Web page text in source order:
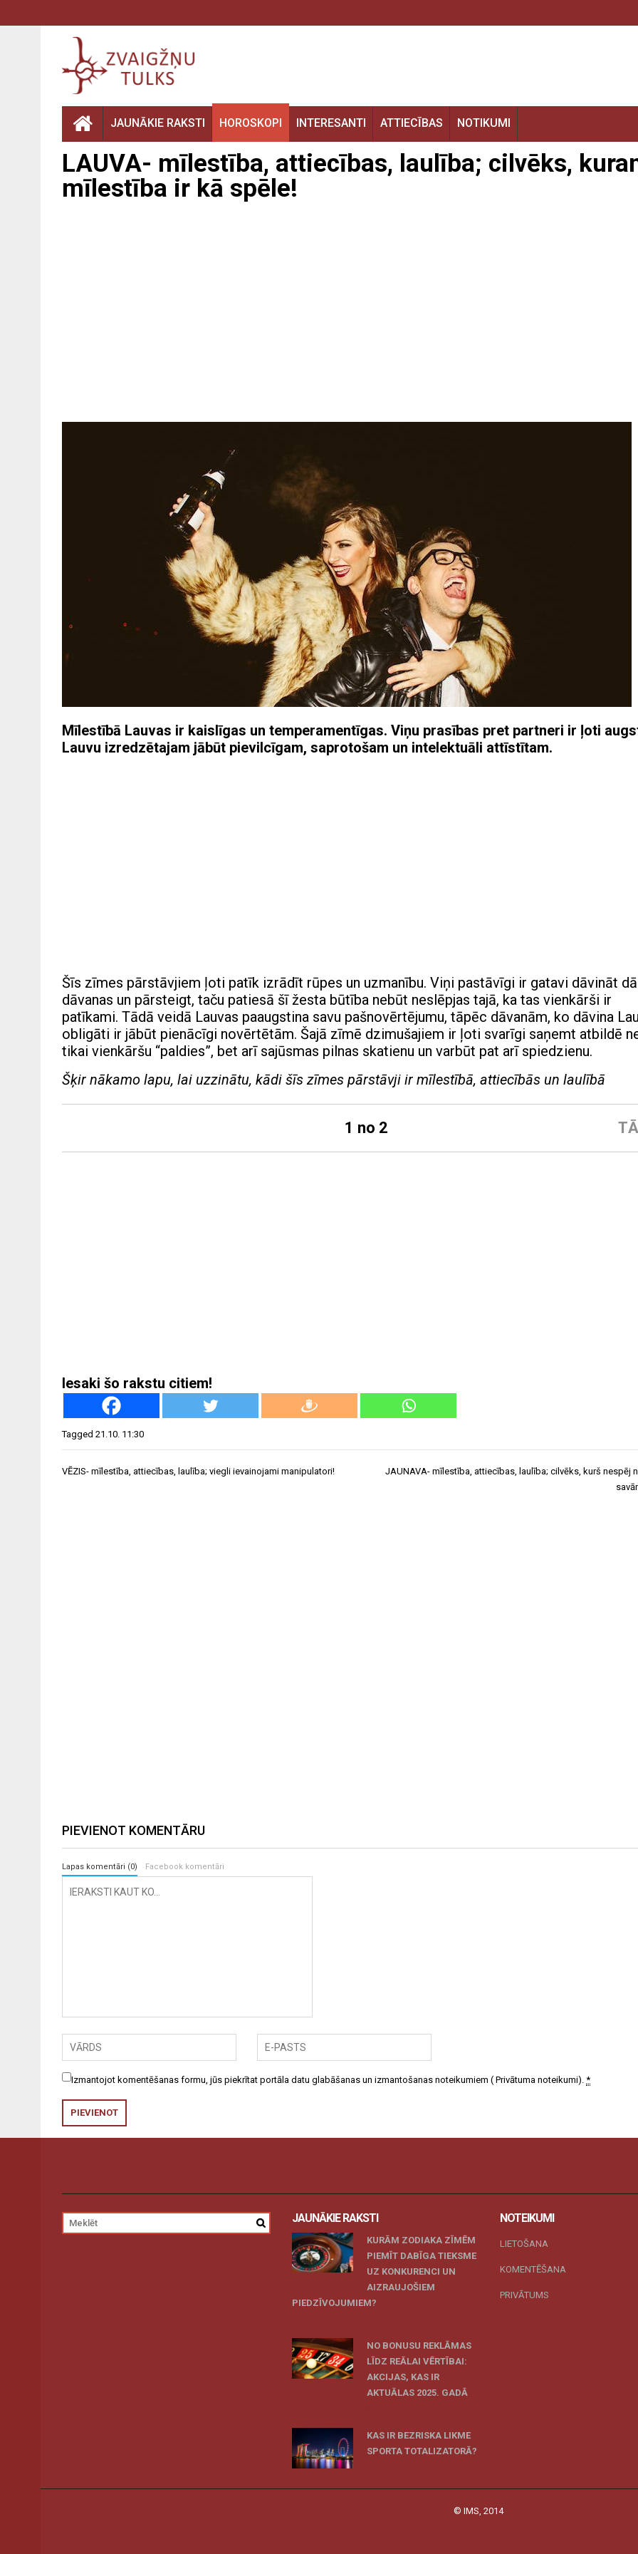
JAUNĀKIE RAKSTI HOROSKOPI INTERESANTI ATTIECĪBAS NOTIKUMI
LAUVA- mīlestība, attiecības, laulība; cilvēks,
mīlestība ir kā spēle!
Mīlestībā Lauvas ir kaislīgas un temperamentīgas. Viņu prasības pret partneri ir ļoti
Lauvu izredzētajam jābūt pievilcīgam, saprotošam un intelektuāli attīstītam.
Šīs zīmes pārstāvjiem ļoti patīk izrādīt rūpes un uzmanību. Viņi pastāvīgi ir gatavi dāvināt
dāvanas un pārsteigt, taču patiesā šī žesta būtība nebūt neslēpjas tajā, ka tas vienkārši ir
patīkami. Tādā veidā Lauvas paaugstina savu pašnovērtējumu, tāpēc dāvanām, ko dāvina
obligāti ir jābūt pienācīgi novērtētām. Šajā zīmē dzimušajiem ir ļoti svarīgi saņemt atbildē
tikai vienkāršu “paldies”, bet arī sajūsmas pilnas skatienu un varbūt pat arī spiedzienu.
Šķir nākamo lapu, lai uzzinātu, kādi šīs zīmes pārstāvji ir mīlestībā, attiecībās un laulībā
1 no 2
Iesaki šo rakstu citiem!
Tagged 21.10. 11:30
Ziņu
VĒZIS- mīlestība, attiecības, laulība; viegli ievainojami manipulatori!
JAUNAVA- mīlestība, attiecības, laulība; cilvēks, kurš nespēj
PIEVIENOT KOMENTĀRU
Lapas komentāri (0) Facebook komentāri
Izmantojot komentēšanas formu, jūs piekrītat portāla datu glabāšanas un izmantošanas noteikumiem ( Privātuma noteikumi). *
JAUNĀKIE RAKSTI
KURĀM ZODIAKA ZĪMĒM
PIEMĪT DABĪGA TIEKSME
UZ KONKURENCI UN
AIZRAUJOŠIEM
PIEDZĪVOJUMIEM?
NO BONUSU REKLĀMAS
LĪDZ REĀLAI VĒRTĪBAI:
AKCIJAS, KAS IR
AKTUĀLAS 2025. GADĀ
KAS IR BEZRISKA LIKME
SPORTA TOTALIZATORĀ?
NOTEIKUMI
LIETOŠANA
KOMENTĒŠANA
PRIVĀTUMS
© IMS, 2014